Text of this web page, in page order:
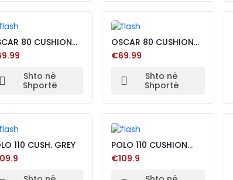
80 CUSHION
Shto në
Shportë
OSCAR 80 CUSHION
BLUE
€69.99
Shto në
Shportë
110 CUSH. GREY
POLO 110 CUSHION
BLACK
€109.9